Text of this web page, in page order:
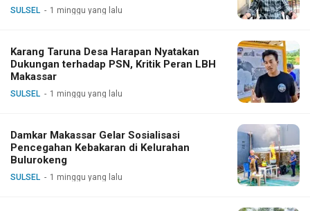
SULSEL 1 minggu yang lalu
Karang Taruna Desa Harapan Nyatakan
Dukungan terhadap PSN, Kritik Peran LBH
Makassar
SULSEL 1 minggu yang lalu
Damkar Makassar Gelar Sosialisasi
Pencegahan Kebakaran di Kelurahan
Bulurokeng
SULSEL 1 minggu yang lalu